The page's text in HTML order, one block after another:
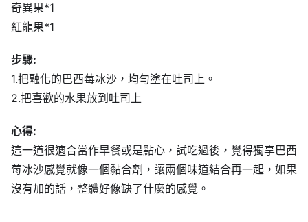
奇異果*1
紅龍果*1
步驟:
1.把融化的巴西莓冰沙，均勻塗在吐司上。
2.把喜歡的水果放到吐司上
心得:
這一道很適合當作早餐或是點心，試吃過後，覺得獨享巴西
莓冰沙感覺就像一個黏合劑，讓兩個味道結合再一起，如果
沒有加的話，整體好像缺了什麼的感覺。